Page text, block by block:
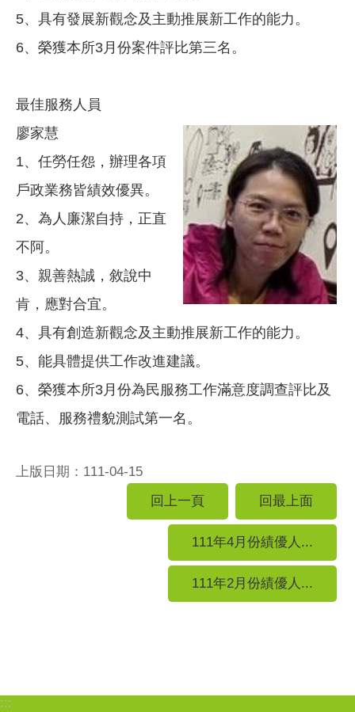
5、具有發展新觀念及主動推展新工作的能力。
6、榮獲本所3月份案件評比第三名。
最佳服務人員
廖家慧
1、任勞任怨，辦理各項
戶政業務皆績效優異。
2、為人廉潔自持，正直
不阿。
3、親善熱誠，敘說中
肯，應對合宜。
4、具有創造新觀念及主動推展新工作的能力。
5、能具體提供工作改進建議。
6、榮獲本所3月份為民服務工作滿意度調查評比及
電話、服務禮貌測試第一名。
上版日期：111-04-15
回上一頁
回最上面
111年4月份績優人...
111年2月份績優人...
:::